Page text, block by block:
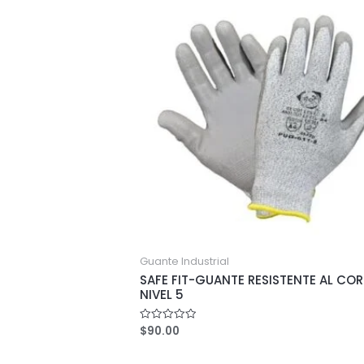
Guante Industrial
SAFE FIT-GUANTE RESISTENTE AL
NIVEL 5
Rated
0
$90.00